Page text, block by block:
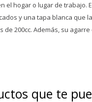
el hogar o lugar de trabajo.
y una tapa blanca que
200cc. Además, su
que te